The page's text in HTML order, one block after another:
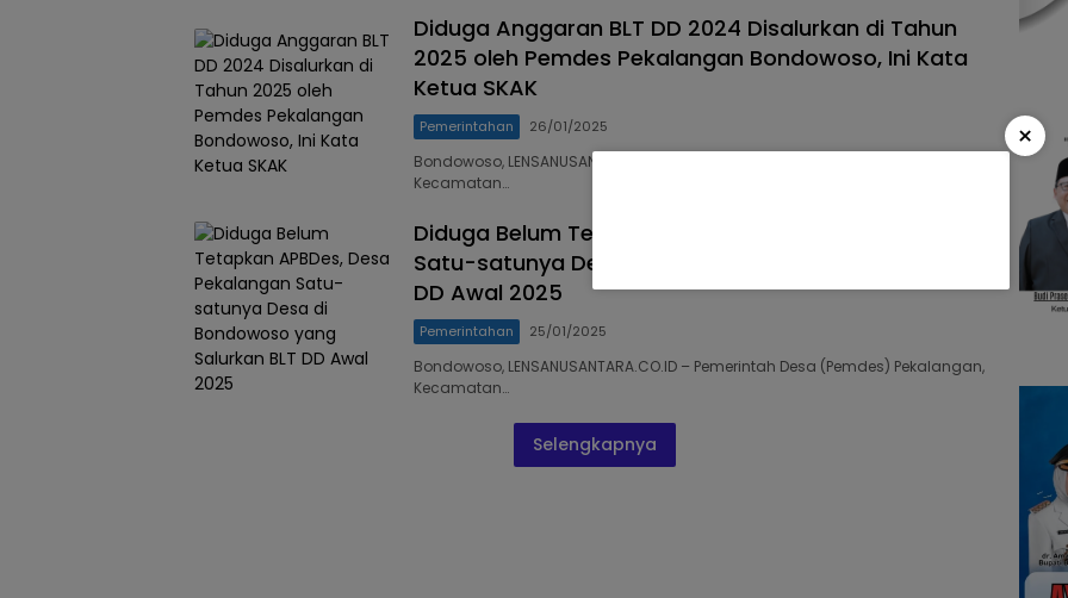
Diduga Anggaran BLT DD 2024 Disalurkan di Tahun
2025 oleh Pemdes Pekalangan Bondowoso, Ini Kata
Ketua SKAK
Pemerintahan 26/01/2025
Bondowoso, LENSANUSANTARA.CO.ID – Pemerintah Desa (Pemdes) Pekalangan,
Kecamatan…
Diduga Belum Tetapkan APBDes, Desa Pekalangan
Satu-satunya Desa di Bondowoso yang Salurkan BLT
DD Awal 2025
Pemerintahan 25/01/2025
Bondowoso, LENSANUSANTARA.CO.ID – Pemerintah Desa (Pemdes) Pekalangan,
Kecamatan…
Selengkapnya
×